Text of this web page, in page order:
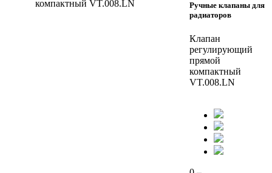
Ручные клапаны для
радиаторов
Клапан
регулирующий
прямой
компактный
VT.008.LN